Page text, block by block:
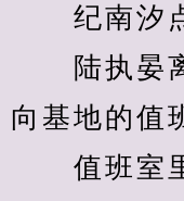
纪南汐点
陆执晏离
向基地的值
值班室里